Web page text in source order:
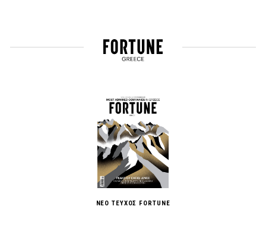
ΝΕΟ ΤΕΥΧΟΣ FORTUNE